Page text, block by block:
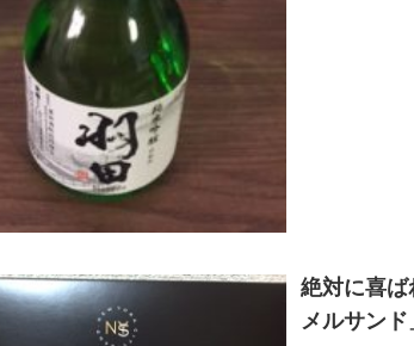
絶対に喜ば
メルサンド